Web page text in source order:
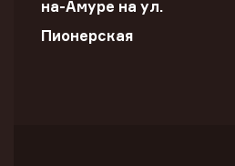
на-Амуре на ул.
Пионерская